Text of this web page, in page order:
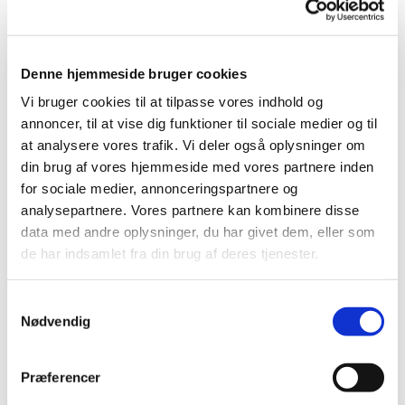
Denne hjemmeside bruger cookies
Vi bruger cookies til at tilpasse vores indhold og
annoncer, til at vise dig funktioner til sociale medier og til
at analysere vores trafik. Vi deler også oplysninger om
din brug af vores hjemmeside med vores partnere inden
for sociale medier, annonceringspartnere og
analysepartnere. Vores partnere kan kombinere disse
data med andre oplysninger, du har givet dem, eller som
de har indsamlet fra din brug af deres tjenester.
Nødvendig
Præferencer
Det blev sidste generalforsamling for den afgående
formand, Preben Johansen. Preben har været med i
RB-VENNER i mange år, og har lagt mange timers
arbejder i vores støtteforening. Den nye formand,
Henrik "Batman" Hansen gav ham en stor tak og en
gavekurv.